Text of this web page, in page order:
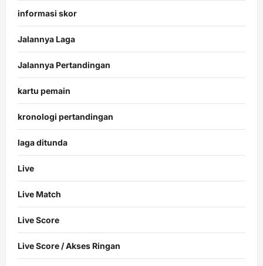
informasi skor
Jalannya Laga
Jalannya Pertandingan
kartu pemain
kronologi pertandingan
laga ditunda
Live
Live Match
Live Score
Live Score / Akses Ringan